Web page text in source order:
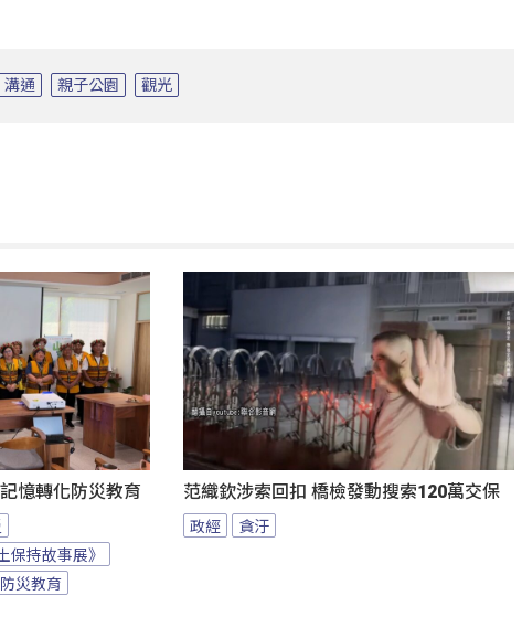
溝通 親子公園 觀光
憶轉化防災教育
保持故事展》
防災教育
范織欽涉索回扣 橋檢發動搜索120萬交保
政經 貪汙